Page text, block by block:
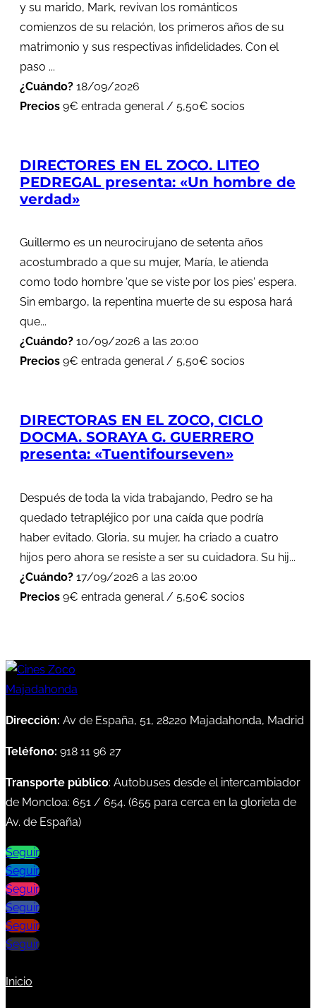
y su marido, Mark, revivan los románticos
comienzos de su relación, los primeros años de su
matrimonio y sus respectivas infidelidades. Con el
paso ...
¿Cuándo? 18/09/2026
Precios 9€ entrada general / 5,50€ socios
DIRECTORES EN EL ZOCO. LITEO
PEDREGAL presenta: «Un hombre de
verdad»
Guillermo es un neurocirujano de setenta años
acostumbrado a que su mujer, María, le atienda
como todo hombre 'que se viste por los pies' espera.
Sin embargo, la repentina muerte de su esposa hará
que...
¿Cuándo? 10/09/2026 a las 20:00
Precios 9€ entrada general / 5,50€ socios
DIRECTORAS EN EL ZOCO, CICLO
DOCMA. SORAYA G. GUERRERO
presenta: «Tuentifourseven»
Después de toda la vida trabajando, Pedro se ha
quedado tetrapléjico por una caída que podría
haber evitado. Gloria, su mujer, ha criado a cuatro
hijos pero ahora se resiste a ser su cuidadora. Su hij...
¿Cuándo? 17/09/2026 a las 20:00
Precios 9€ entrada general / 5,50€ socios
Dirección: Av de España, 51, 28220 Majadahonda, Madrid
Teléfono: 918 11 96 27
Transporte público: Autobuses desde el intercambiador
de Moncloa: 651 / 654. (655 para cerca en la glorieta de
Av. de España)
Seguir
Seguir
Seguir
Seguir
Seguir
Seguir
Inicio